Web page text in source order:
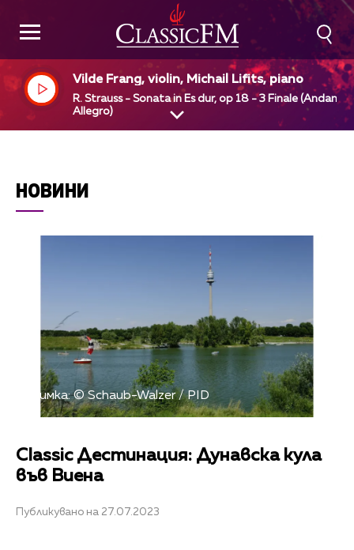
Vilde Frang, violin, Michail Lifits, piano
R. Strauss - Sonata in Es dur, op 18 - 3 Finale (Andante
Allegro)
НОВИНИ
Снимка: © Schaub-Walzer / PID
Classic Дестинация: Дунавска кула
във Виена
Публикувано на 27.07.2023